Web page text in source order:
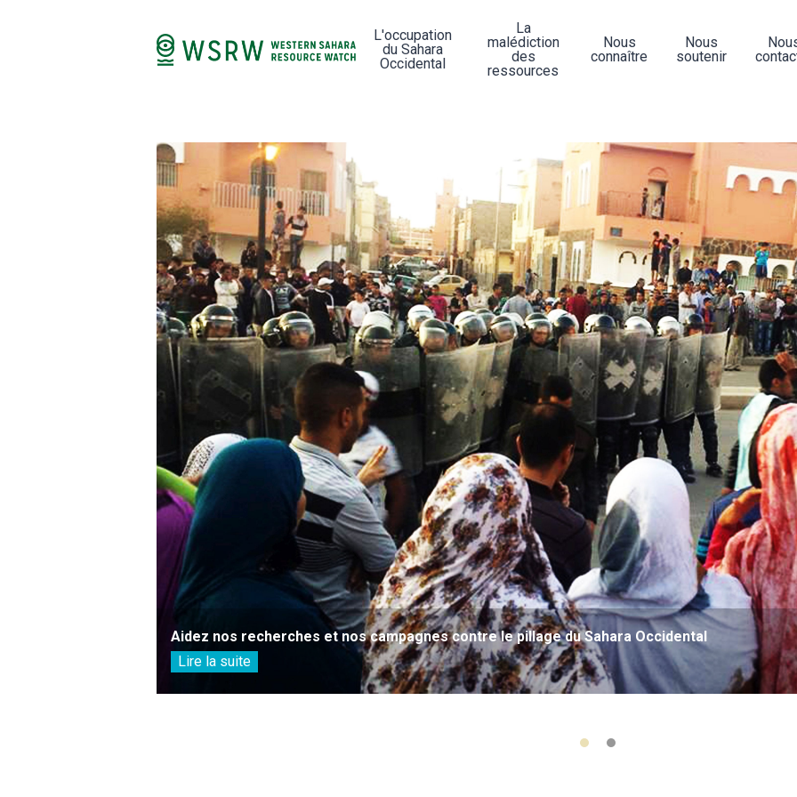
L'occupation
du Sahara
Occidental
La
malédiction
des
ressources
Nous
connaître
Nous
soutenir
Aidez nos recherches et nos campagnes contre le pillage du Sahara Occidental
Lire la suite